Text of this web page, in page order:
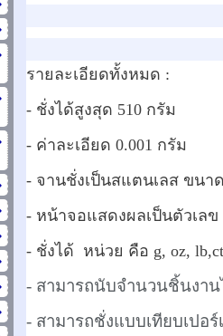
รายละเอียดทั้งหมด :
- ชั่งได้สูงสุด 510 กรัม
- ค่าละเอียด 0.001 กรัม
- จานชั่งเป็นสแตนเลส ขนา
- หน้าจอแสดงผลเป็นตัวเลข
- ชั่งได้ หน่วย คือ g, oz,
- สามารถนับจำนวนชิ้นงาน
- สามารถชั่งแบบเทียบเปอร์